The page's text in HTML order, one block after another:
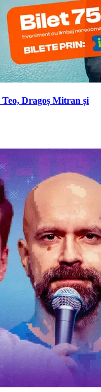
Teo, Dragoș Mitran și